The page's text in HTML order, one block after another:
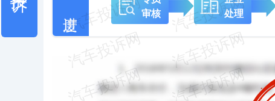
审核
处理